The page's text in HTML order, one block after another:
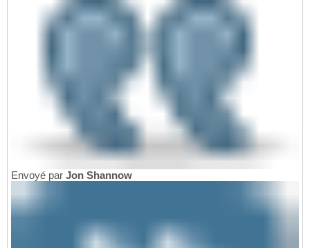
Envoyé par Jon Shannow